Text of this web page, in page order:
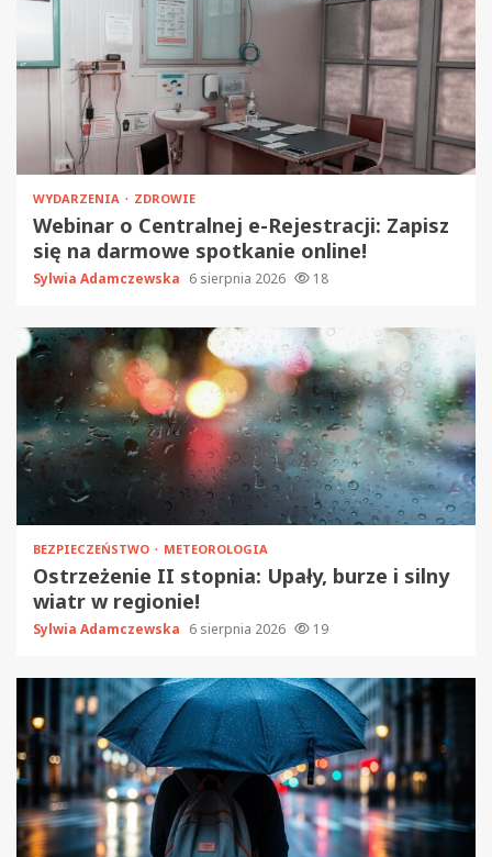
WYDARZENIA ZDROWIE
Webinar o Centralnej e-Rejestracji: Zapisz
się na darmowe spotkanie online!
Sylwia Adamczewska 6 sierpnia 2026 18
BEZPIECZEŃSTWO METEOROLOGIA
Ostrzeżenie II stopnia: Upały, burze i silny
wiatr w regionie!
Sylwia Adamczewska 6 sierpnia 2026 19